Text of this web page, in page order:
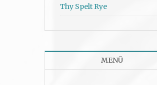
Thy Spelt Rye
MENÜ